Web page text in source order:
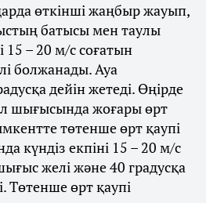
өткінші жаңбыр жауып,
батысы мен таулы
15 – 20 м/с соғатын
болжанады. Ауа
дейін жетеді. Өңірде
шығысында жоғары өрт
төтенше өрт қаупі
күндіз екпіні 15 – 20 м/с
желі және 40 градусқа
Төтенше өрт қаупі